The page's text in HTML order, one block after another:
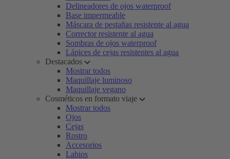
Delineadores de ojos waterproof
Base impermeable
Máscara de pestañas resistente al agua
Corrector resistente al agua
Sombras de ojos waterproof
Lápices de cejas resistentes al agua
Destacados
Mostrar todos
Maquillaje luminoso
Maquillaje vegano
Cosméticos en formato viaje
Mostrar todos
Ojos
Cejas
Rostro
Accesorios
Labios